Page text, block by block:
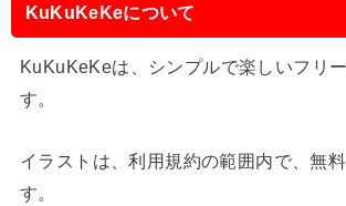
KuKuKeKeについて
KuKuKeKeは、シンプルで楽しいフリ
す。
イラストは、利用規約の範囲内で、無
す。